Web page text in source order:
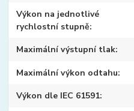
Výkon na jednotlivé
rychlostní stupně
Maximální výstupní tlak
Maximální výkon odtahu
Výkon dle IEC 61591